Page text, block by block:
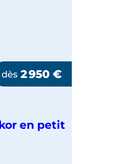
dès 2 950 €
en petit